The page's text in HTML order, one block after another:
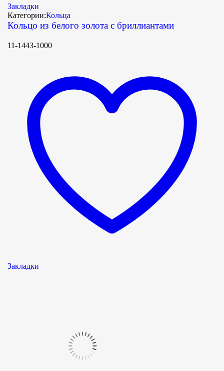
Закладки
Категории:Кольца
Кольцо из белого золота с бриллиантами
11-1443-1000
Закладки